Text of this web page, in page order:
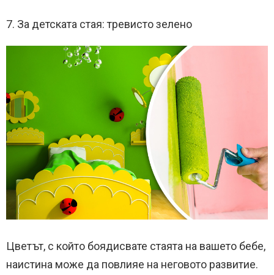
7. За детската стая: тревисто зелено
Цветът, с който боядисвате стаята на вашето бебе,
наистина може да повлияе на неговото развитие.